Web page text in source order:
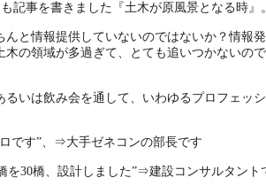
記事を書きました『土木が原風景となる時』。
と情報提供していないのではないか？情報
の領域が多過ぎて、とても追いつかないの
いは飲み会を通して、いわゆるプロフェッ
です”、⇒大手ゼネコンの部長です
を30橋、設計しました”⇒建設コンサルタント